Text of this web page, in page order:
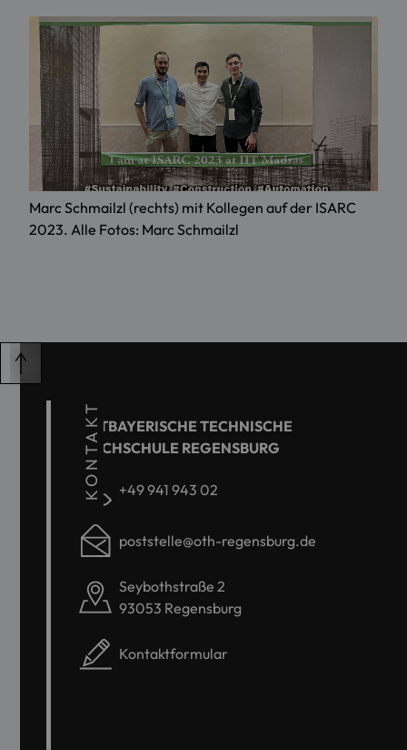
Marc Schmailzl (rechts) mit Kollegen auf der ISARC
2023. Alle Fotos: Marc Schmailzl
KONTAKT
OSTBAYERISCHE TECHNISCHE
HOCHSCHULE REGENSBURG
+49 941 943 02
poststelle@oth-regensburg.de
Seybothstraße 2
93053 Regensburg
Kontaktformular